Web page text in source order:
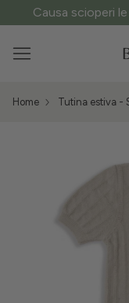
Causa scioperi
Home Tutina estiva -